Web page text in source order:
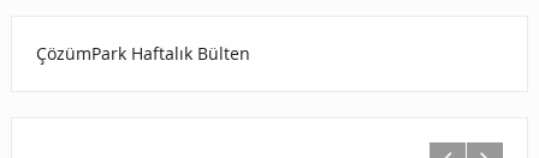
ÇözümPark Haftalık Bülten